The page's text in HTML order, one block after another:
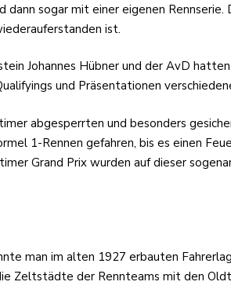
sogar mit einer eigenen Rennserie.
ist.
Johannes Hübner und der AvD
und Präsentationen
abgesperrten und besonders
1-Rennen gefahren, bis es einen
Grand Prix wurden auf dieser
man im alten 1927 erbauten
Zeltstädte der Rennteams mit den